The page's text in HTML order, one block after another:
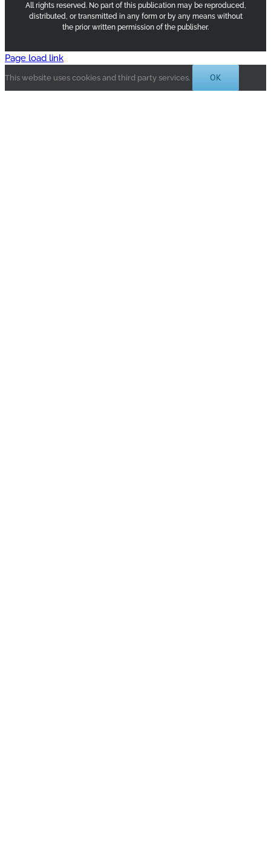
All rights reserved. No part of this publication may be reproduced,
distributed, or transmitted in any form or by any means without
the prior written permission of the publisher.
Page load link
This website uses cookies and third party services. OK